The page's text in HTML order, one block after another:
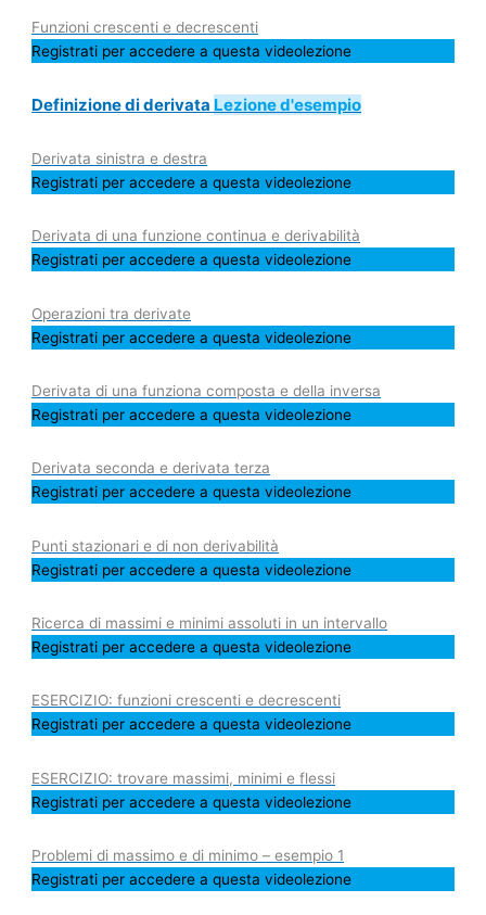
Funzioni crescenti e decrescenti
Registrati per accedere a questa videolezione
Definizione di derivata Lezione d'esempio
Derivata sinistra e destra
Registrati per accedere a questa videolezione
Derivata di una funzione continua e derivabilità
Registrati per accedere a questa videolezione
Operazioni tra derivate
Registrati per accedere a questa videolezione
Derivata di una funziona composta e della inversa
Registrati per accedere a questa videolezione
Derivata seconda e derivata terza
Registrati per accedere a questa videolezione
Punti stazionari e di non derivabilità
Registrati per accedere a questa videolezione
Ricerca di massimi e minimi assoluti in un intervallo
Registrati per accedere a questa videolezione
ESERCIZIO: funzioni crescenti e decrescenti
Registrati per accedere a questa videolezione
ESERCIZIO: trovare massimi, minimi e flessi
Registrati per accedere a questa videolezione
Problemi di massimo e di minimo – esempio 1
Registrati per accedere a questa videolezione